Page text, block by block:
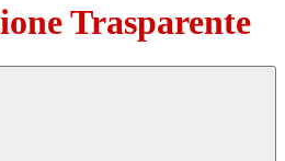
Trasparente